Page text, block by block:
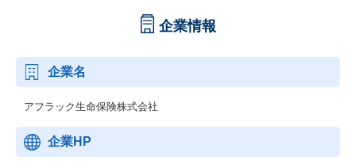
企業情報
企業名
アフラック生命保険株式会社
企業HP